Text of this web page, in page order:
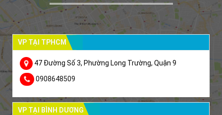
VP TẠI TPHCM
47 Đường Số 3, Phường Long Trường, Quận 9
0908648509
VP TẠI BÌNH DƯƠNG